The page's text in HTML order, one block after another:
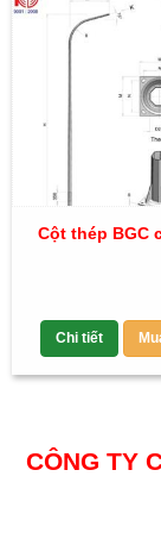
Cột thép BGC
Chi tiết
CÔNG TY